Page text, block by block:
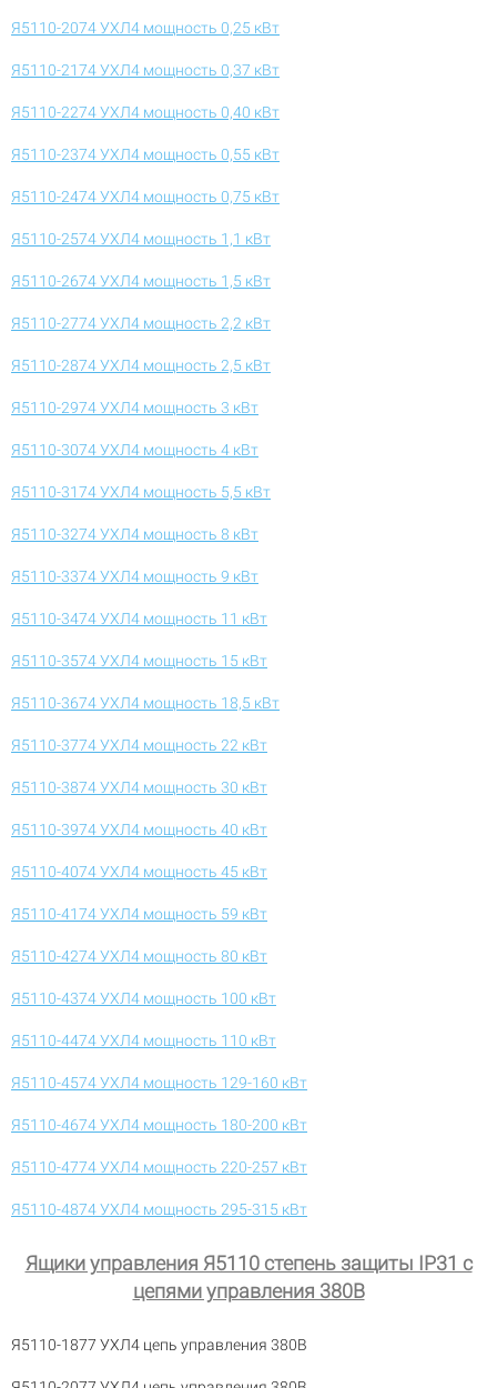
Я5110-2074 УХЛ4 мощность 0,25 кВт
Я5110-2174 УХЛ4 мощность 0,37 кВт
Я5110-2274 УХЛ4 мощность 0,40 кВт
Я5110-2374 УХЛ4 мощность 0,55 кВт
Я5110-2474 УХЛ4 мощность 0,75 кВт
Я5110-2574 УХЛ4 мощность 1,1 кВт
Я5110-2674 УХЛ4 мощность 1,5 кВт
Я5110-2774 УХЛ4 мощность 2,2 кВт
Я5110-2874 УХЛ4 мощность 2,5 кВт
Я5110-2974 УХЛ4 мощность 3 кВт
Я5110-3074 УХЛ4 мощность 4 кВт
Я5110-3174 УХЛ4 мощность 5,5 кВт
Я5110-3274 УХЛ4 мощность 8 кВт
Я5110-3374 УХЛ4 мощность 9 кВт
Я5110-3474 УХЛ4 мощность 11 кВт
Я5110-3574 УХЛ4 мощность 15 кВт
Я5110-3674 УХЛ4 мощность 18,5 кВт
Я5110-3774 УХЛ4 мощность 22 кВт
Я5110-3874 УХЛ4 мощность 30 кВт
Я5110-3974 УХЛ4 мощность 40 кВт
Я5110-4074 УХЛ4 мощность 45 кВт
Я5110-4174 УХЛ4 мощность 59 кВт
Я5110-4274 УХЛ4 мощность 80 кВт
Я5110-4374 УХЛ4 мощность 100 кВт
Я5110-4474 УХЛ4 мощность 110 кВт
Я5110-4574 УХЛ4 мощность 129-160 кВт
Я5110-4674 УХЛ4 мощность 180-200 кВт
Я5110-4774 УХЛ4 мощность 220-257 кВт
Я5110-4874 УХЛ4 мощность 295-315 кВт
Ящики управления Я5110 степень защиты IP31 с
цепями управления 380В
Я5110-1877 УХЛ4 цепь управления 380В